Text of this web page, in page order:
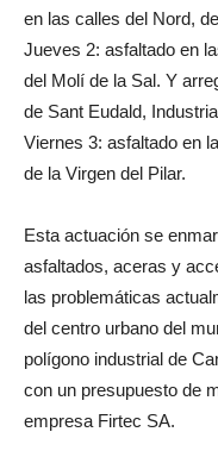
en las calles del Nord,
Jueves 2: asfaltado en
del Molí de la Sal. Y
de Sant Eudald,
Viernes 3: asfaltado en
de la Virgen del Pilar.
Esta actuación se
asfaltados, aceras y
las problemáticas
del centro urbano del
polígono industrial de
con un presupuesto de
empresa Firtec SA.